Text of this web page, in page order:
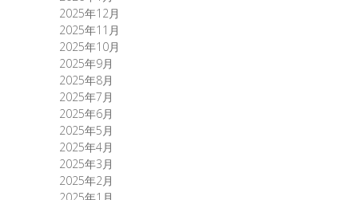
2025年12月
2025年11月
2025年10月
2025年9月
2025年8月
2025年7月
2025年6月
2025年5月
2025年4月
2025年3月
2025年2月